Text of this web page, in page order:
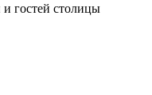
гостей столицы